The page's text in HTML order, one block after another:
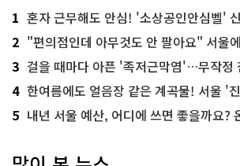
1 혼자 근무해도 안심! '소상공인안심벨'
2 "편의점인데 아무것도 안 팔아요" 서울에서 가장
3 걸을 때마다 아픈 '족저근막염'…무작정 참지
4 한여름에도 얼음장 같은 계곡물! 서울 '진관사
5 내년 서울 예산, 어디에 쓰면 좋을까요?